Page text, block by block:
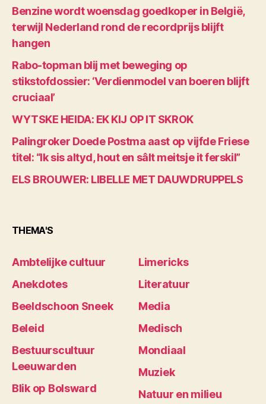
Benzine wordt woensdag goedkoper in België,
terwijl Nederland rond de recordprijs blijft
hangen
Rabo-topman blij met beweging op
stikstofdossier: ‘Verdienmodel van boeren blijft
cruciaal’
WYTSKE HEIDA: EK KIJ OP IT SKROK
Palingroker Doede Postma aast op vijfde Friese
titel: “Ik sis altyd, hout en sâlt meitsje it ferskil”
ELS BROUWER: LIBELLE MET DAUWDRUPPELS
THEMA'S
Ambtelijke cultuur
Anekdotes
Beeldschoon Sneek
Beleid
Bestuurscultuur
Leeuwarden
Blik op Bolsward
Limericks
Literatuur
Media
Medisch
Mondiaal
Muziek
Natuur en milieu